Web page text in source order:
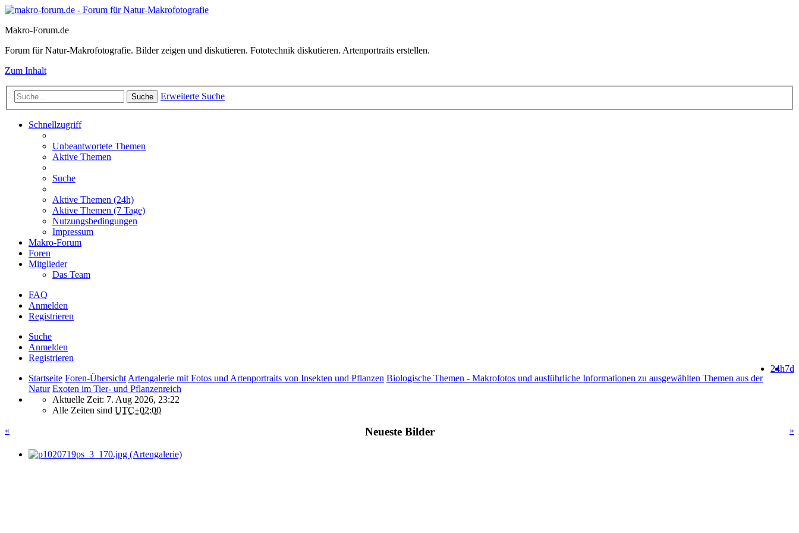
Makro-Forum.de
Forum für Natur-Makrofotografie. Bilder zeigen und diskutieren. Fototechnik diskutieren. Artenportraits erstellen.
Zum Inhalt
Suche Erweiterte Suche
Schnellzugriff
Unbeantwortete Themen
Aktive Themen
Suche
Aktive Themen (24h)
Aktive Themen (7 Tage)
Nutzungsbedingungen
Impressum
Makro-Forum
Foren
Mitglieder
Das Team
FAQ
Anmelden
Registrieren
Suche
Anmelden
Registrieren
7d
24h
Startseite Foren-Übersicht Artengalerie mit Fotos und Artenportraits von Insekten und Pflanzen Biologische Themen - Makrofotos und ausführliche Informationen zu ausgewählten Themen aus der
Natur Exoten im Tier- und Pflanzenreich
Aktuelle Zeit: 7. Aug 2026, 23:22
Alle Zeiten sind UTC+02:00
«
»
Neueste Bilder